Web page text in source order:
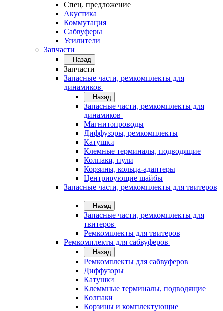
Спец. предложение
Акустика
Коммутация
Сабвуферы
Усилители
Запчасти
Назад
Запчасти
Запасные части, ремкомплекты для
динамиков
Назад
Запасные части, ремкомплекты для
динамиков
Магнитопроводы
Диффузоры, ремкомплекты
Катушки
Клемные терминалы, подводящие
Колпаки, пули
Корзины, кольца-адаптеры
Центрирующие шайбы
Запасные части, ремкомплекты для твитеров
Назад
Запасные части, ремкомплекты для
твитеров
Ремкомплекты для твитеров
Ремкомплекты для сабвуферов
Назад
Ремкомплекты для сабвуферов
Диффузоры
Катушки
Клеммные терминалы, подводящие
Колпаки
Корзины и комплектующие